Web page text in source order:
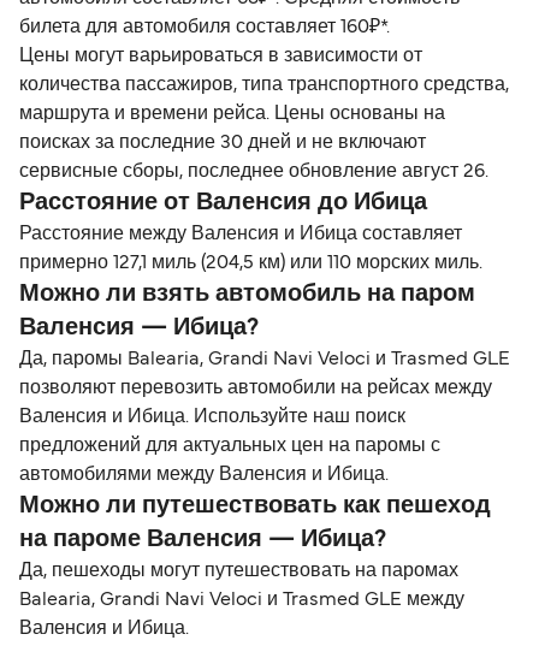
билета для автомобиля составляет 160₽*.
Цены могут варьироваться в зависимости от
количества пассажиров, типа транспортного средства,
маршрута и времени рейса. Цены основаны на
поисках за последние 30 дней и не включают
сервисные сборы, последнее обновление август 26.
Расстояние от Валенсия до Ибица
Расстояние между Валенсия и Ибица составляет
примерно 127,1 миль (204,5 км) или 110 морских миль.
Можно ли взять автомобиль на паром
Валенсия — Ибица?
Да, паромы Balearia, Grandi Navi Veloci и Trasmed GLE
позволяют перевозить автомобили на рейсах между
Валенсия и Ибица. Используйте наш поиск
предложений для актуальных цен на паромы с
автомобилями между Валенсия и Ибица.
Можно ли путешествовать как пешеход
на пароме Валенсия — Ибица?
Да, пешеходы могут путешествовать на паромах
Balearia, Grandi Navi Veloci и Trasmed GLE между
Валенсия и Ибица.